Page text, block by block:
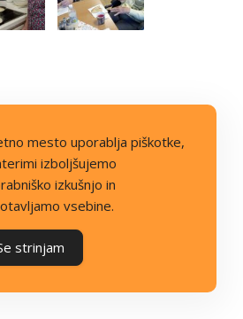
mesto uporablja piškotke,
izboljšujemo
izkušnjo in
vsebine.
strinjam